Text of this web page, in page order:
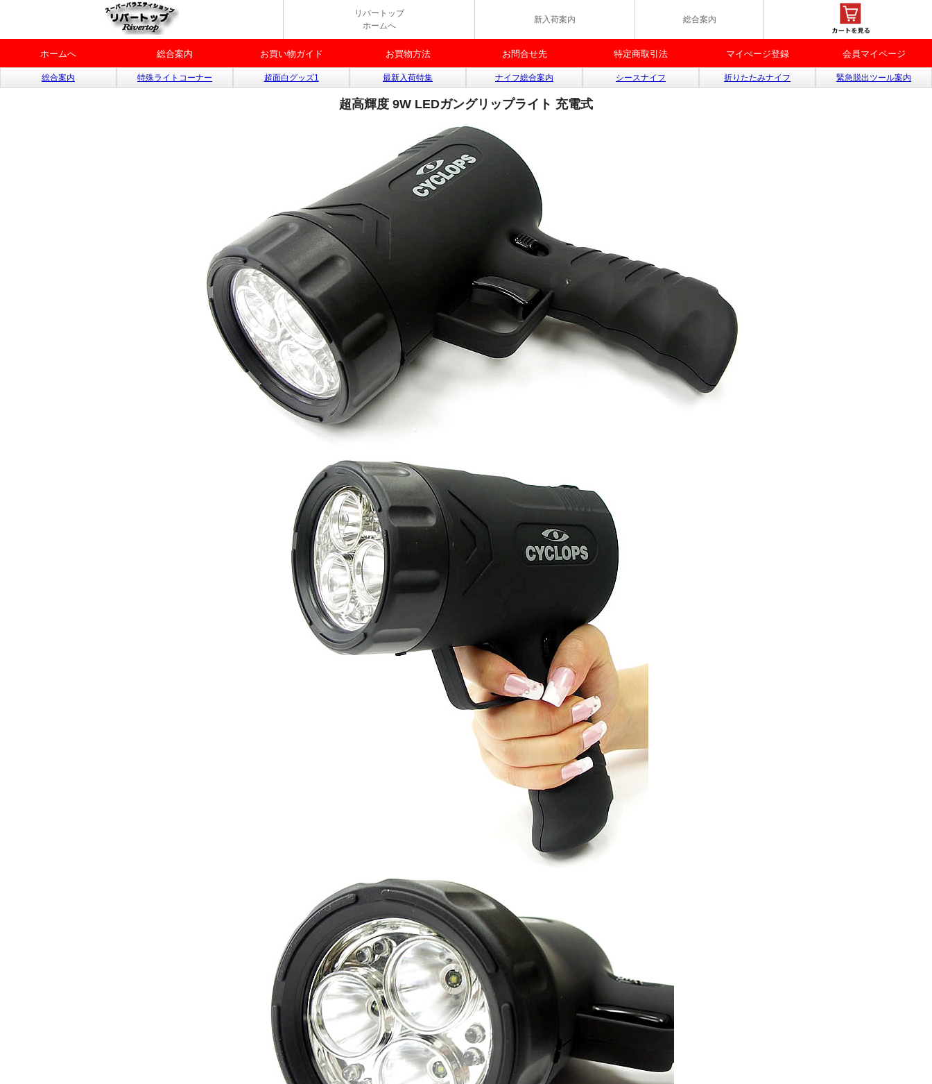
リバートッブ
ホームへ
新入荷案内 総合案内
ホームへ 総合案内 お買い物ガイド お買物方法 お問合せ先 特定商取引法 マイぺージ登録 会員マイページ
総合案内 特殊ライトコーナー 超面白グッズ1 最新入荷特集 ナイフ総合案内 シースナイフ 折りたたみナイフ 緊急脱出ツール案内
超高輝度 9W LEDガングリップライト 充電式